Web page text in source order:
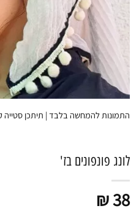
התמונות להמחשה בלבד | תיתכן סטייה
לונג פונפונים בז'
₪38